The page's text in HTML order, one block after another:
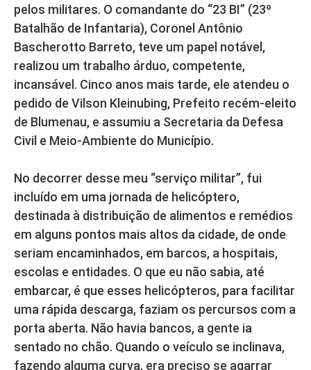
pelos militares. O comandante do “23 BI” (23º
Batalhão de Infantaria), Coronel Antônio
Bascherotto Barreto, teve um papel notável,
realizou um trabalho árduo, competente,
incansável. Cinco anos mais tarde, ele atendeu o
pedido de Vilson Kleinubing, Prefeito recém-eleito
de Blumenau, e assumiu a Secretaria da Defesa
Civil e Meio-Ambiente do Município.
No decorrer desse meu “serviço militar”, fui
incluído em uma jornada de helicóptero,
destinada à distribuição de alimentos e remédios
em alguns pontos mais altos da cidade, de onde
seriam encaminhados, em barcos, a hospitais,
escolas e entidades. O que eu não sabia, até
embarcar, é que esses helicópteros, para facilitar
uma rápida descarga, faziam os percursos com a
porta aberta. Não havia bancos, a gente ia
sentado no chão. Quando o veículo se inclinava,
fazendo alguma curva, era preciso se agarrar